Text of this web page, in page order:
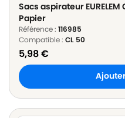
Sacs aspirateur
Papier
Référence : 116985
Compatible : CL 50
5,98€